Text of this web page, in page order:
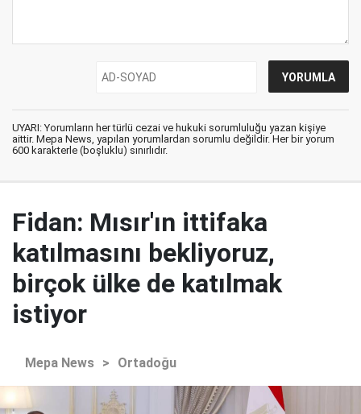
UYARI: Yorumların her türlü cezai ve hukuki sorumluluğu yazan kişiye
aittir. Mepa News, yapılan yorumlardan sorumlu değildir. Her bir yorum
600 karakterle (boşluklu) sınırlıdır.
Fidan: Mısır'ın ittifaka
katılmasını bekliyoruz,
birçok ülke de katılmak
istiyor
Mepa News > Ortadoğu